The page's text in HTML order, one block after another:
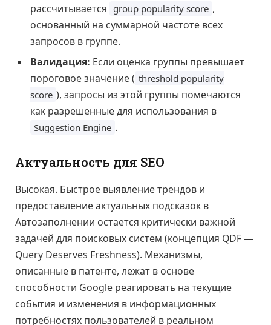
рассчитывается group popularity score ,
основанный на суммарной частоте всех
запросов в группе.
Валидация: Если оценка группы превышает
пороговое значение ( threshold popularity
score ), запросы из этой группы помечаются
как разрешенные для использования в
Suggestion Engine .
Актуальность для SEO
Высокая. Быстрое выявление трендов и
предоставление актуальных подсказок в
Автозаполнении остается критически важной
задачей для поисковых систем (концепция QDF —
Query Deserves Freshness). Механизмы,
описанные в патенте, лежат в основе
способности Google реагировать на текущие
события и изменения в информационных
потребностях пользователей в реальном